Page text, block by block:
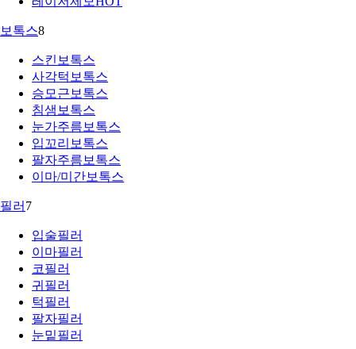
보톡스8
스킨보톡스
사각턱보톡스
승모근보톡스
침샘보톡스
눈가주름보톡스
입꼬리보톡스
팔자주름보톡스
이마/미간보톡스
필러 7
입술필러
이마필러
코필러
귀필러
턱필러
팔자필러
눈밑필러